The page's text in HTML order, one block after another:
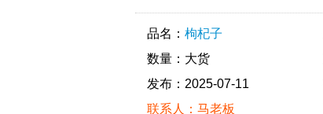
品名： 枸杞子
数量：大货
发布：2025-07-11
联系人：马老板